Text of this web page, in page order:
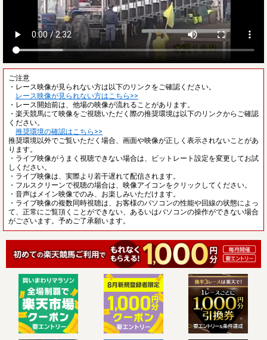
ご注意
・レース映像が見られない方は以下のリンクをご確認ください。
レース映像が見られない方はこちら>>
・レース開始前は、他場の映像が流れることがあります。
・楽天競馬にて映像をご視聴いただく際の推奨環境は以下のリンクからご確認
ください。
推奨環境の確認はこちら>>
推奨環境以外でご覧いただく場合、画面や映像が正しく表示されないことがあ
ります。
・ライブ映像がうまく視聴できない場合は、ビットレート設定を変更してお試
しください。
・ライブ映像は、実際より若干遅れて配信されます。
・フルスクリーンで視聴の場合は、映像アイコンをクリックしてください。
・音声はメイン映像でのみ、お楽しみいただけます。
・ライブ映像の複数同時視聴は、お客様のパソコンの性能や回線の状態によっ
て、正常にご覧頂くことができない、あるいはパソコンの操作ができない場合
がございます。予めご了承願います。